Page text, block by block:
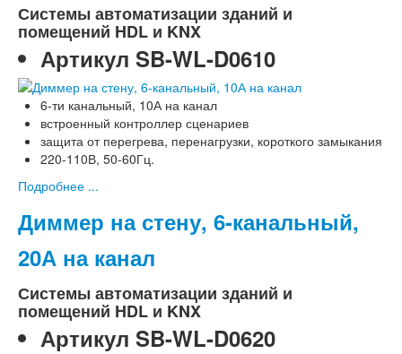
Системы автоматизации зданий и
помещений HDL и KNX
Артикул SB-WL-D0610
6-ти канальный, 10А на канал
встроенный контроллер сценариев
защита от перегрева, перенагрузки, короткого замыкания
220-110В, 50-60Гц.
Подробнее ...
Диммер на стену, 6-канальный,
20А на канал
Системы автоматизации зданий и
помещений HDL и KNX
Артикул SB-WL-D0620